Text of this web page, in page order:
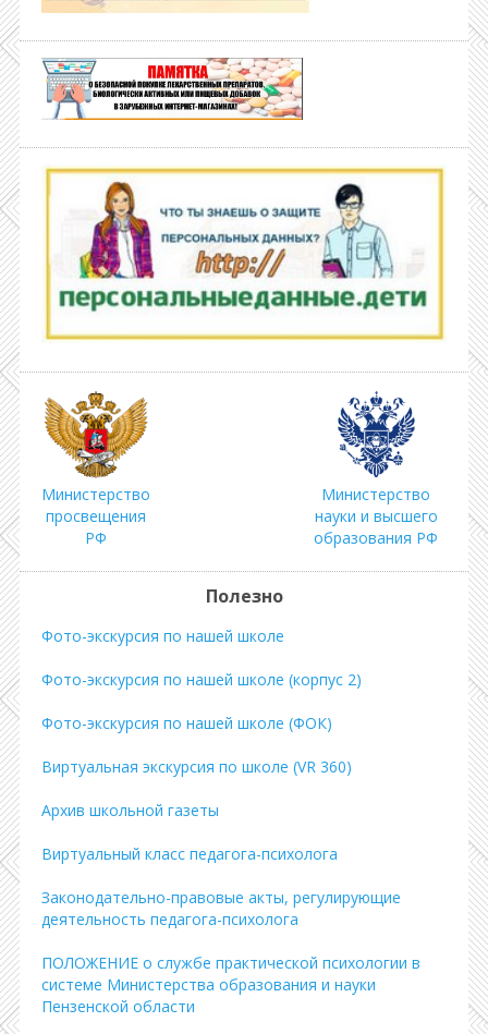
Министерство
просвещения
РФ
Министерство
науки и высшего
образования РФ
Полезно
Фото-экскурсия по нашей школе
Фото-экскурсия по нашей школе (корпус 2)
Фото-экскурсия по нашей школе (ФОК)
Виртуальная экскурсия по школе (VR 360)
Архив школьной газеты
Виртуальный класс педагога-психолога
Законодательно-правовые акты, регулирующие
деятельность педагога-психолога
ПОЛОЖЕНИЕ о службе практической психологии в
системе Министерства образования и науки
Пензенской области